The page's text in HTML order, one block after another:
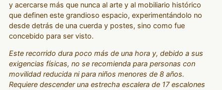
y acercarse más que nunca al arte y al mobiliario histórico
que definen este grandioso espacio, experimentándolo no
desde detrás de una cuerda y postes, sino como fue
concebido para ser visto.
Este recorrido dura poco más de una hora y, debido a sus
exigencias físicas, no se recomienda para personas con
movilidad reducida ni para niños menores de 8 años.
Requiere descender una estrecha escalera de 17 escalones